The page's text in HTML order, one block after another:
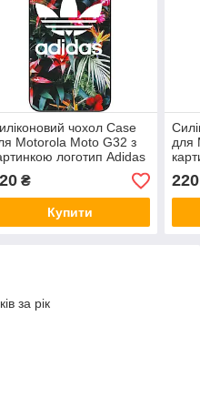
чохол Case
Motorola Moto G32 з
логотип Adidas
₴
Купити
для
220
за рік